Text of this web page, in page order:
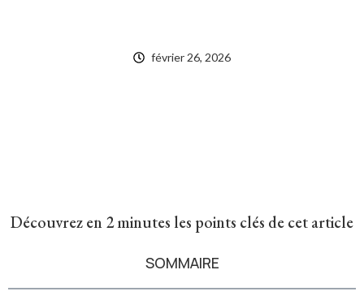
février 26, 2026
Découvrez en 2 minutes les points clés de cet article
SOMMAIRE